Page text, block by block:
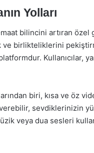
Yolları
bilincini artıran özel
birlikteliklerini
Kullanıcılar,
biri, kısa ve öz
verebilir, sevdiklerinizin
veya dua sesleri